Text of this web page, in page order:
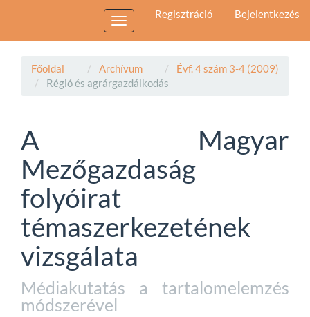
Sidebar
Regisztráció Bejelentkezés
Toggle
navigation
Főoldal Archívum
Évf. 4 szám 3-4 (2009)
Régió és agrárgazdálkodás
A Magyar
Mezőgazdaság
folyóirat
témaszerkezetének
vizsgálata
Médiakutatás a tartalomelemzés
módszerével